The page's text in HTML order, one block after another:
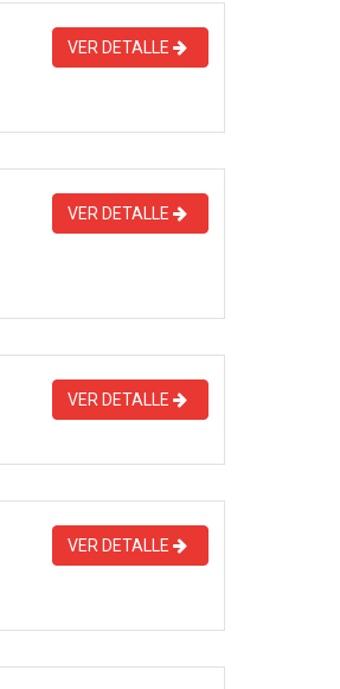
VER DETALLE
VER DETALLE
VER DETALLE
VER DETALLE